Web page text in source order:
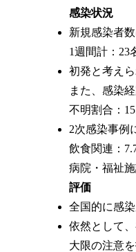
感染状況
新規感染者
1週間計：23
初発と考え
また、感染
不明割合：
2次感染事例
飲食関連：
病院・福祉
評価
全国的に感
依然として
大限の注意